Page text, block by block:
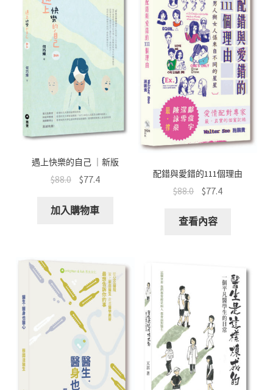
遇上快樂的自己 ｜新版
$88.0 $77.4
加入購物車
配錯與愛錯的111個理由
$88.0 $77.4
查看內容